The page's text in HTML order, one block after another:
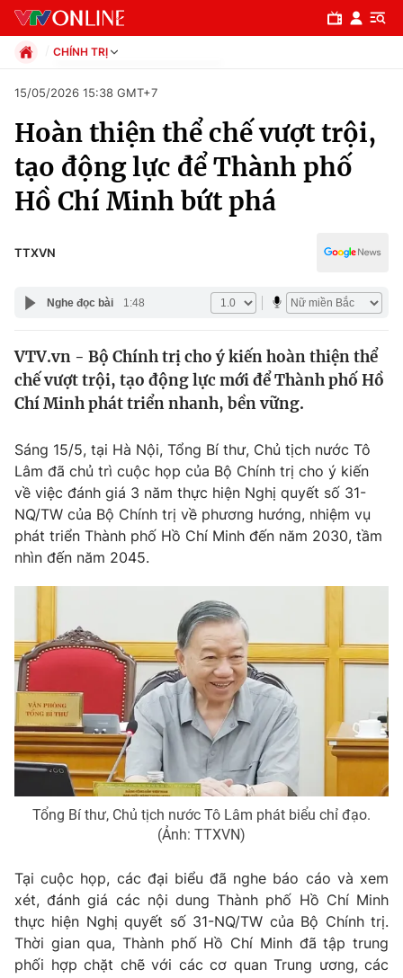
Chuyên mục
Chính trị
Thế giới
Thế giới đó đây
Câu chuyện quốc tế
Kinh tế
Tài chính
Thị trường
Góc doanh nghiệp
Dữ liệu và đời sống
Truyền hình
Phim VTV
Nhân vật
Khán giả
Giải sao mai
Điện ảnh
Âm nhạc
Sao
Đời sống
Du lịch
Làm đẹp
Chất lượng cuộc sống
Giáo dục
Tuyển sinh
Học trực tuyến
Công nghệ
Hitech Công nghệ tương lai
Sản phẩm
Tư vấn
Giao lưu trực tuyến
Chuyên mục khác
Emagazine Podcast
CHÍNH TRỊ
Xã hội
Pháp luật
Thể thao
Truyền hình
Giáo dục
15/05/2026 15:38 GMT+7
Hoàn thiện thể chế vượt trội,
tạo động lực để Thành phố
Hồ Chí Minh bứt phá
TTXVN
Nghe đọc bài 1:48
VTV.vn - Bộ Chính trị cho ý kiến hoàn thiện thể
chế vượt trội, tạo động lực mới để Thành phố Hồ
Chí Minh phát triển nhanh, bền vững.
Sáng 15/5, tại Hà Nội, Tổng Bí thư, Chủ tịch nước Tô
Lâm đã chủ trì cuộc họp của Bộ Chính trị cho ý kiến
về việc đánh giá 3 năm thực hiện Nghị quyết số 31-
NQ/TW của Bộ Chính trị về phương hướng, nhiệm vụ
phát triển Thành phố Hồ Chí Minh đến năm 2030, tầm
nhìn đến năm 2045.
Tổng Bí thư, Chủ tịch nước Tô Lâm phát biểu chỉ đạo.
(Ảnh: TTXVN)
Tại cuộc họp, các đại biểu đã nghe báo cáo và xem
xét, đánh giá các nội dung Thành phố Hồ Chí Minh
thực hiện Nghị quyết số 31-NQ/TW của Bộ Chính trị.
Thời gian qua, Thành phố Hồ Chí Minh đã tập trung
phối hợp chặt chẽ với các cơ quan Trung ương, các